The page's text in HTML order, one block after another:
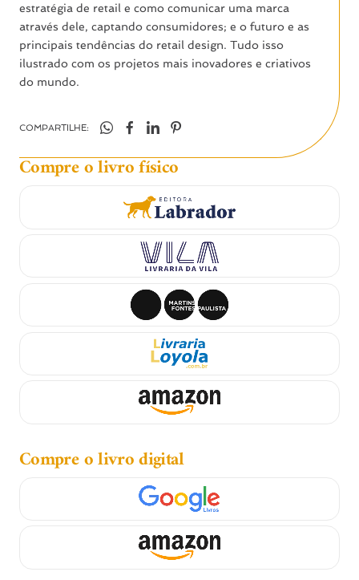
estratégia de retail e como comunicar uma marca
através dele, captando consumidores; e o futuro e as
principais tendências do retail design. Tudo isso
ilustrado com os projetos mais inovadores e criativos
do mundo.
COMPARTILHE:
Compre o livro físico
Compre o livro digital